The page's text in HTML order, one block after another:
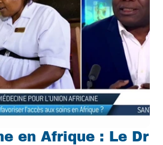
en Afrique : Le Dr